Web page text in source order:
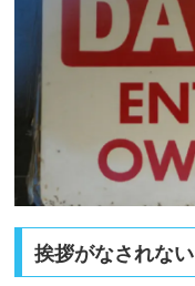
挨拶がなされない